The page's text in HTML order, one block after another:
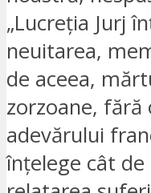
„Lucreția Jurj
neuitarea,
de aceea,
zorzoane,
adevărului
înțelege cât